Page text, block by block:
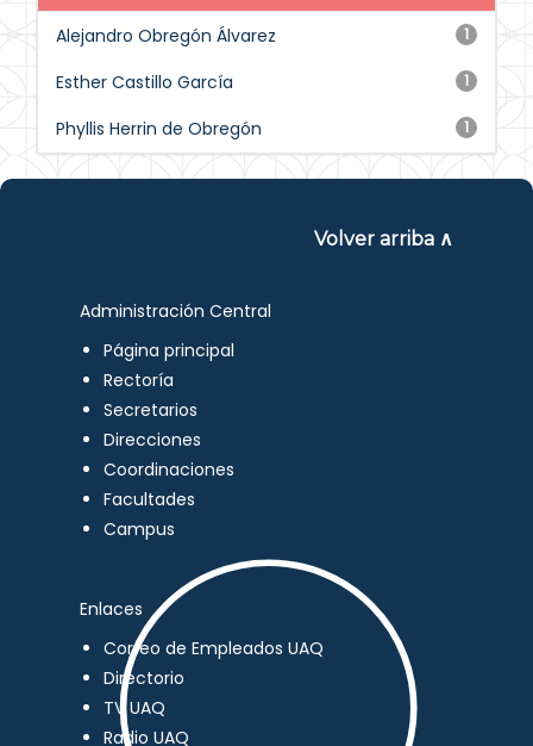
1
Alejandro Obregón Álvarez
1
Esther Castillo García
1
Phyllis Herrin de Obregón
Volver arriba ∧
Administración Central
Página principal
Rectoría
Secretarios
Direcciones
Coordinaciones
Facultades
Campus
Enlaces
Correo de Empleados UAQ
Directorio
TV UAQ
Radio UAQ